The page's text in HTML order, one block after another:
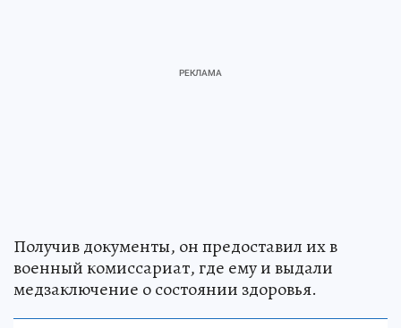
Получив документы, он предоставил их в
военный комиссариат, где ему и выдали
медзаключение о состоянии здоровья.